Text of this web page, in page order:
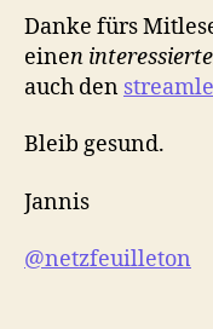
Danke fürs
einen interessierte
auch den
Bleib gesund.
Jannis
@netzfeuilleton